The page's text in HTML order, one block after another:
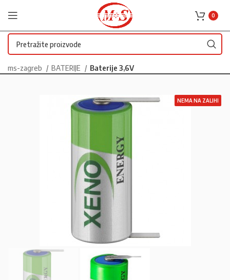
0
ms-zagreb BATERIJE Baterije 3,6V
NEMA NA ZALIHI